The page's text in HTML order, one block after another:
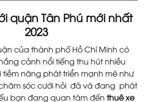
quận Tân Phú mới nhất
2023
của thành phố Hồ Chí Minh có
cảnh nổi tiếng thu hút nhiều
tiềm năng phát triển mạnh mẽ như
sóc cưới hỏi đã và đang phát
bạn đang quan tâm đến thuê xe